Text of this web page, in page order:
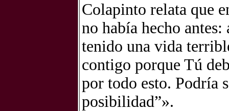
Colapinto relata que
no había hecho antes:
tenido una vida
contigo porque Tú
por todo esto. Podría
posibilidad”».